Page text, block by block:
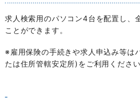
求人検索用のパソコン4台を配置し、
ことができます。
※雇用保険の手続きや求人申込み等は
たは住所管轄安定所)をご利用ください